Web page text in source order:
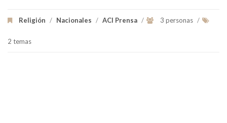
Religión / Nacionales / ACI Prensa / 3 personas /
2 temas